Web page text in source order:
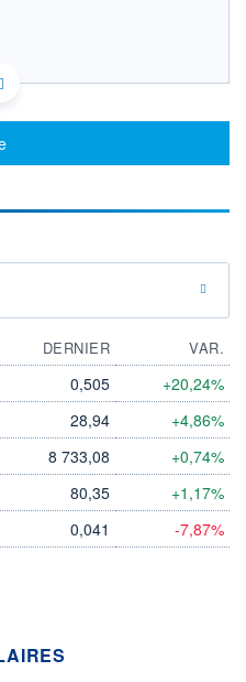
0,0000
0,00%
LIMITE À LA
0,0000
-
DERNIER
VAR.
0,505 +20,24%
28,94 +4,86%
8 733,08 +0,74%
80,35 +1,17%
0,041 -7,87%